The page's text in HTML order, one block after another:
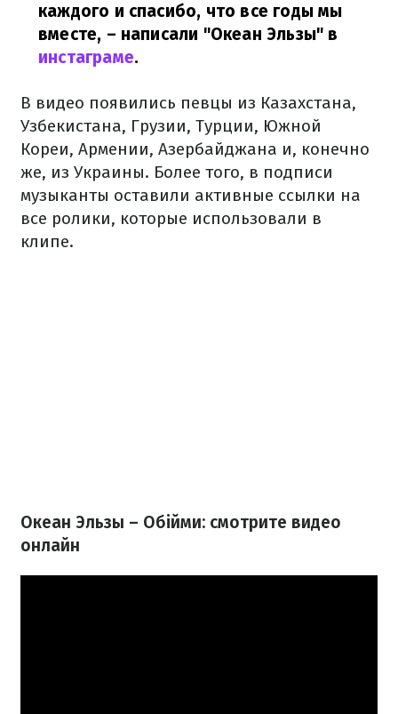
каждого и спасибо, что все годы мы
вместе, – написали "Океан Эльзы" в
инстаграме.
В видео появились певцы из Казахстана,
Узбекистана, Грузии, Турции, Южной
Кореи, Армении, Азербайджана и, конечно
же, из Украины. Более того, в подписи
музыканты оставили активные ссылки на
все ролики, которые использовали в
клипе.
Океан Эльзы – Обійми: смотрите видео
онлайн